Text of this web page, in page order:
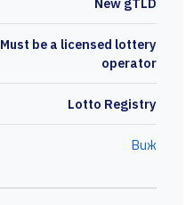
New gTLD
Must be a licensed lottery
operator
Lotto Registry
Виж